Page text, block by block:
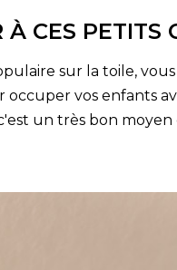
À CES
sur la toile,
vos enfants
un très bon